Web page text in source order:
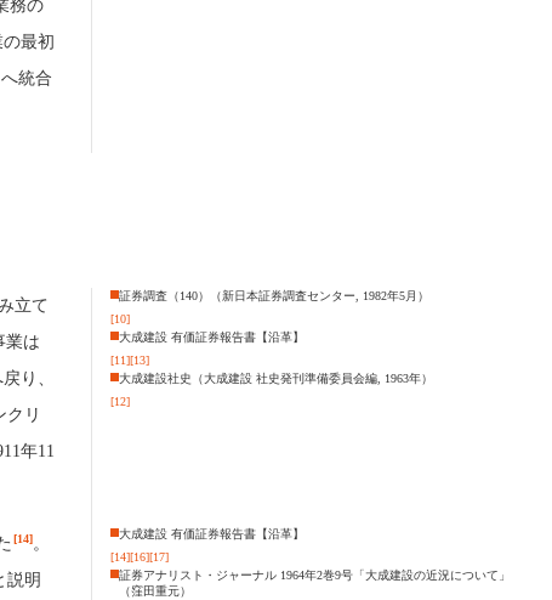
務の
最初
統合
立て
業は
り、
クリ
年11
証券調査（140）（新日本証券調査センター, 1982年5月）
[10]
大成建設 有価証券報告書【沿革】
[11][13]
大成建設社史（大成建設 社史発刊準備委員会編, 1963年）
[12]
[14]。
説明
大成建設 有価証券報告書【沿革】
[14][16][17]
証券アナリスト・ジャーナル 1964年2巻9号「大成建設の近況について」
（窪田重元）